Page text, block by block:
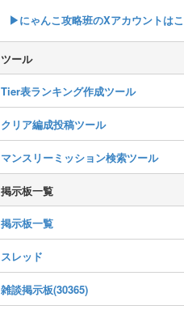
▶︎にゃんこ攻略班のXアカウントは
ツール
Tier表ランキング作成ツール
クリア編成投稿ツール
マンスリーミッション検索ツール
掲示板一覧
掲示板一覧
スレッド
雑談掲示板(30365)